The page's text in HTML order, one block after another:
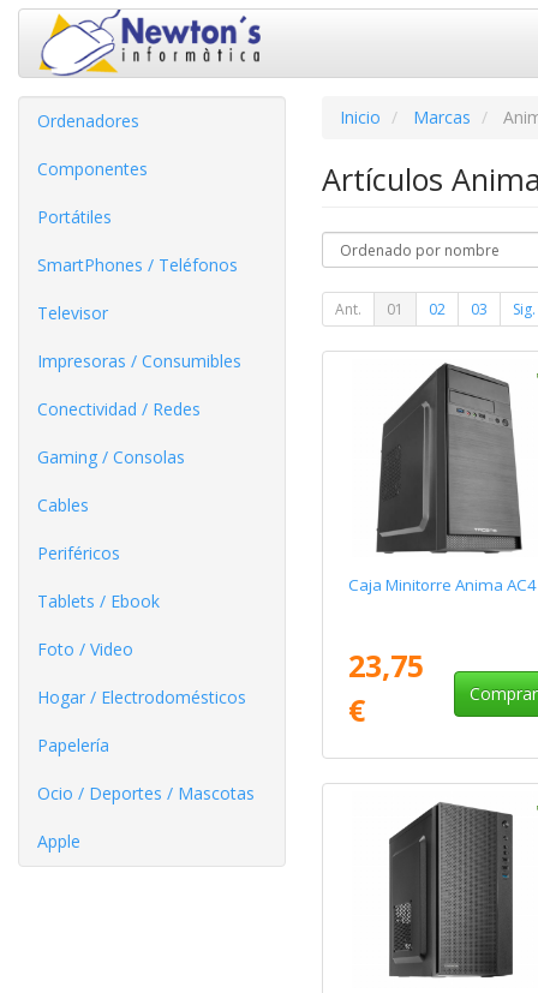
Ordenadores
Componentes
Portátiles
SmartPhones / Teléfonos
Televisor
Impresoras / Consumibles
Conectividad / Redes
Gaming / Consolas
Cables
Periféricos
Tablets / Ebook
Foto / Video
Hogar / Electrodomésticos
Papelería
Ocio / Deportes / Mascotas
Apple
Inicio Marcas
Artículos
Ant. 01 02 03 Sig.
Caja Minitorre Anima AC4
23,75
€
Comprar